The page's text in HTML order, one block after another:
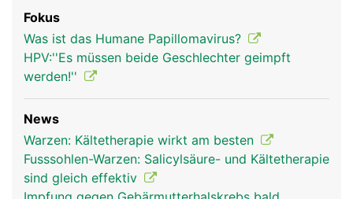
Fokus
Was ist das Humane Papillomavirus?
HPV:''Es müssen beide Geschlechter geimpft
werden!''
News
Warzen: Kältetherapie wirkt am besten
Fusssohlen-Warzen: Salicylsäure- und Kältetherapie
sind gleich effektiv